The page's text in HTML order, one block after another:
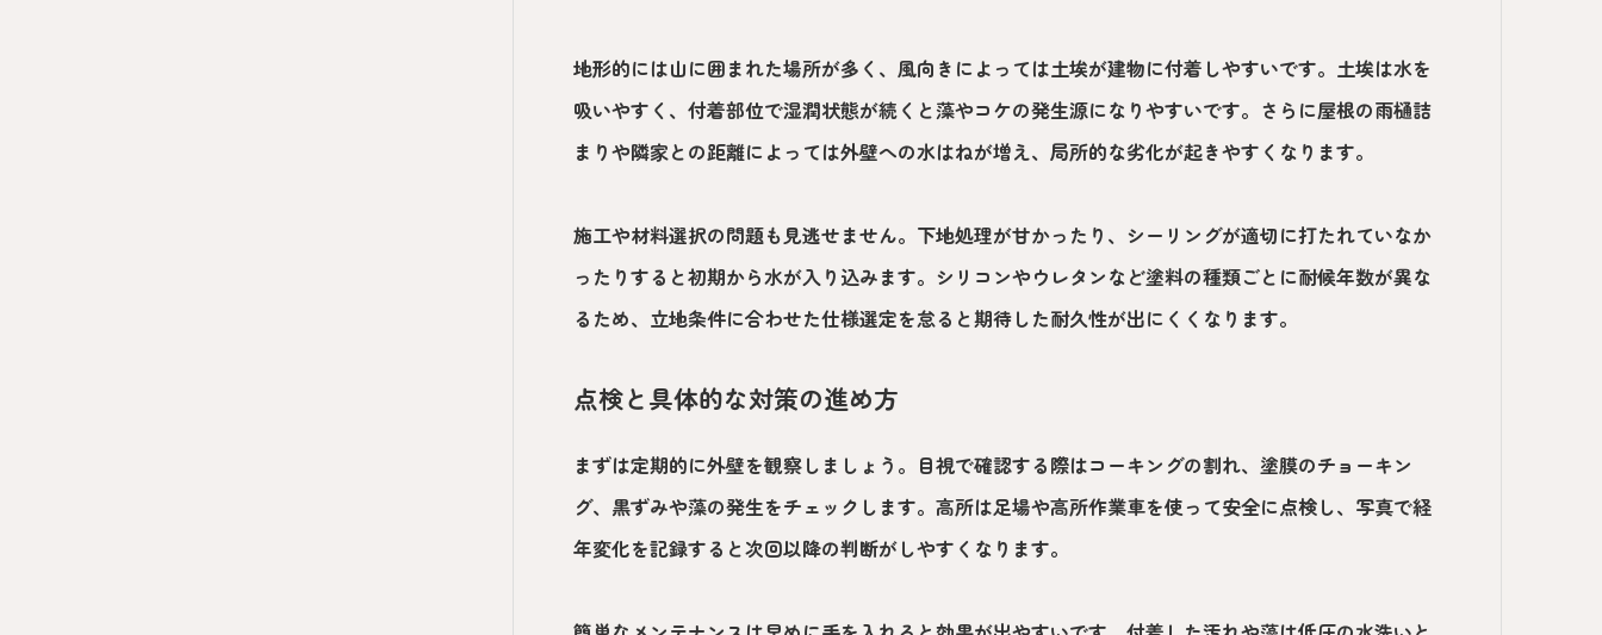
地形的には山に囲まれた場所が多く、風向きによっては土埃が建物に付着しやすいです。土埃は水を
吸いやすく、付着部位で湿潤状態が続くと藻やコケの発生源になりやすいです。さらに屋根の雨樋詰
まりや隣家との距離によっては外壁への水はねが増え、局所的な劣化が起きやすくなります。
施工や材料選択の問題も見逃せません。下地処理が甘かったり、シーリングが適切に打たれていなか
ったりすると初期から水が入り込みます。シリコンやウレタンなど塗料の種類ごとに耐候年数が異な
るため、立地条件に合わせた仕様選定を怠ると期待した耐久性が出にくくなります。
点検と具体的な対策の進め方
まずは定期的に外壁を観察しましょう。目視で確認する際はコーキングの割れ、塗膜のチョーキン
グ、黒ずみや藻の発生をチェックします。高所は足場や高所作業車を使って安全に点検し、写真で経
年変化を記録すると次回以降の判断がしやすくなります。